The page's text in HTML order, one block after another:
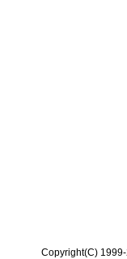
Copyright(C)